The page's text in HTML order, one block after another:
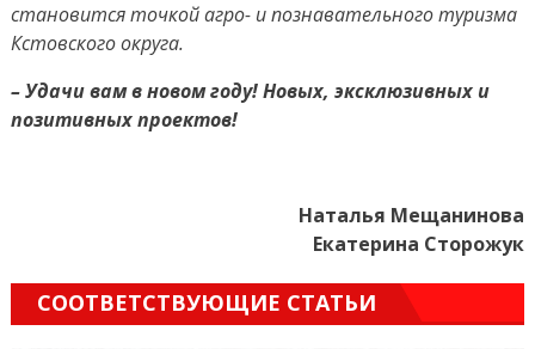
становится точкой агро- и познавательного туризма
Кстовского округа.
– Удачи вам в новом году! Новых, эксклюзивных и
позитивных проектов!
Наталья Мещанинова
Екатерина Сторожук
СООТВЕТСТВУЮЩИЕ СТАТЬИ